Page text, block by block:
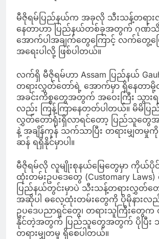
မီဇိုရမ်ပြည်နယ်က အခုလို သီးသန့်တရား
နေတာဟာ ပြည်နယ်တစ်ခုအတွက် ဂုဏ်
အောက်ပါအချက်တွေကြောင့် လက်တွေ့မြ
အရေးပါလို့ ဖြစ်ပါတယ်။
လက်ရှိ မီဇိုရမ်ဟာ Assam ပြည်နယ်
တရားလွှတ်တော်ရဲ့ အောက်မှာ ရှိနေတာ
အခင်းကိစ္စတွေအတွက် အဝေးကြီး သွာ
လည်း ကြန့်ကြာနေတတ်ပါတယ်။ မိမိပြ
လွှတ်တော်ရုံးရှိလာရင်တော့ ပြည်သူတွေအ
နဲ့ အချိန်ကုန် သက်သာပြီး တရားမျှတမှုကို
ဆန် ရရှိနိုင်မှာပါ။
မီဇိုရမ်လို လူမျိုးစုနယ်မြေတွေမှာ ကိုယ်ပိုင်
ထုံးတမ်းဥပဒေတွေ (Customary
ပြည်နယ်တွင်းမှာပဲ သီးသန့်တရားလွှတ်တေ
အဆိုပါ ဓလေ့ထုံးတမ်းတွေကို ပိုမိုနား
ဥပဒေပညာရှင်တွေ၊ တရားသူကြီးတွေက
နိုင်တဲ့အတွက် ပြည်သူတွေအတွက် ပိုပြီး သ
တရားမျှတမှု ရှိစေပါတယ်။